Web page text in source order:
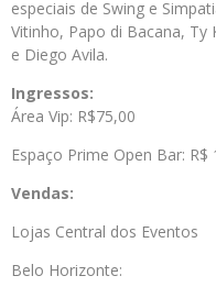
especiais de Swing e
Vitinho, Papo di Bacana, Ty
e Diego Avila.
Ingressos:
Área Vip: R$75,00
Espaço Prime Open Bar: R$
Vendas:
Lojas Central dos Eventos
Belo Horizonte: